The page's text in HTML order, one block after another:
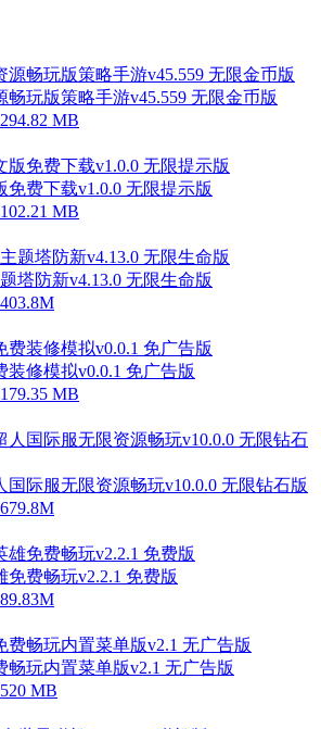
畅玩版策略手游v45.559 无限金币版
MB
免费下载v1.0.0 无限提示版
MB
塔防新v4.13.0 无限生命版
装修模拟v0.0.1 免广告版
MB
国际服无限资源畅玩v10.0.0 无限钻石版
免费畅玩v2.2.1 免费版
畅玩内置菜单版v2.1 无广告版
MB